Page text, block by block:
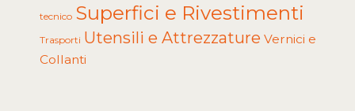
tecnico Superfici e Rivestimenti
Trasporti Utensili e Attrezzature Vernici e
Collanti